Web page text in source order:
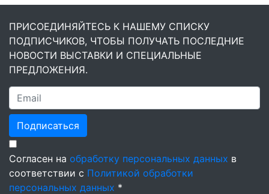
ПРИСОЕДИНЯЙТЕСЬ К НАШЕМУ СПИСКУ
ПОДПИСЧИКОВ, ЧТОБЫ ПОЛУЧАТЬ ПОСЛЕДНИЕ
НОВОСТИ ВЫСТАВКИ И СПЕЦИАЛЬНЫЕ
ПРЕДЛОЖЕНИЯ.
Подписаться
Согласен на обработку персональных данных в
соответствии с Политикой обработки
персональных данных *